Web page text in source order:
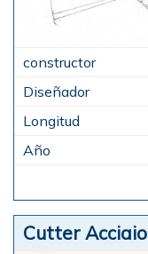
Cutter Acciaio